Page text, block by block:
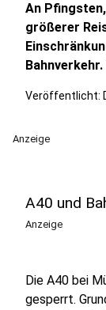
An
größerer
Veröffentlicht:
Anzeige
A40 und
Anzeige
Die A40 bei
gesperrt.